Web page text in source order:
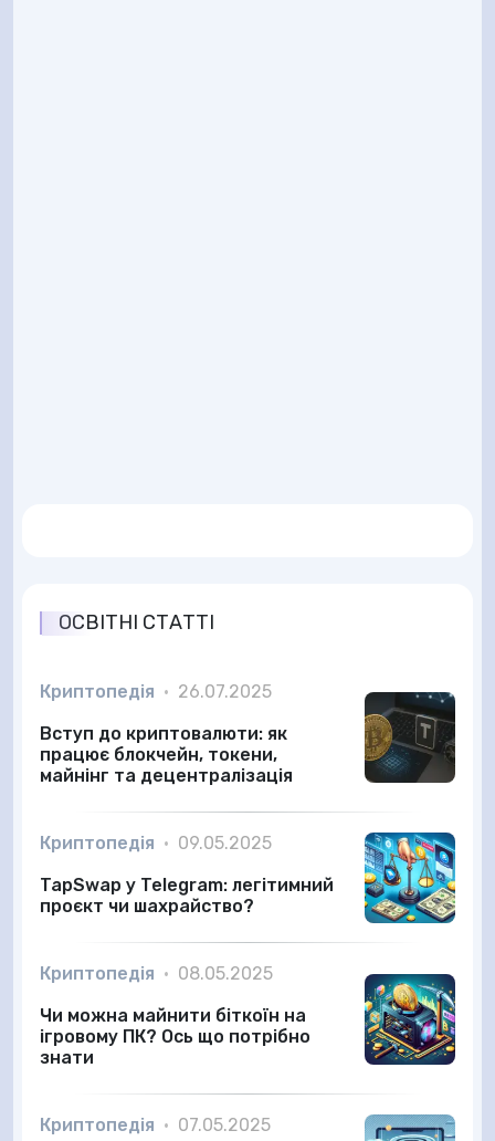
ОСВІТНІ СТАТТІ
Криптопедія • 26.07.2025
Вступ до криптовалюти: як
працює блокчейн, токени,
майнінг та децентралізація
Криптопедія • 09.05.2025
TapSwap у Telegram: легітимний
проєкт чи шахрайство?
Криптопедія • 08.05.2025
Чи можна майнити біткоїн на
ігровому ПК? Ось що потрібно
знати
Криптопедія • 07.05.2025